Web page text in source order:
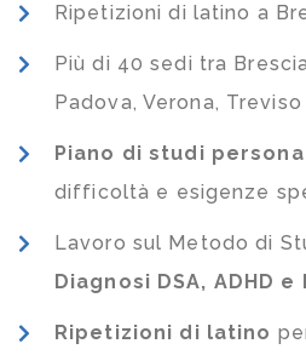
Ripetizioni di latino a
Più di 40 sedi tra
Padova, Verona,
Piano di studi
difficoltà e esigenze
Lavoro sul Metodo di
Diagnosi DSA, ADHD e
Ripetizioni di latino